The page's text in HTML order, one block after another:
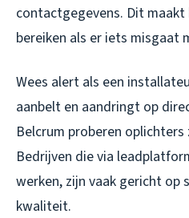
contactgegevens. Dit
bereiken als er iets misgaat
Wees alert als een
aanbelt en aandringt op
Belcrum proberen
Bedrijven die via
werken, zijn vaak gericht op
kwaliteit.